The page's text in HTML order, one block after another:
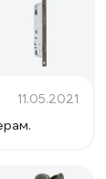
11.05.2021